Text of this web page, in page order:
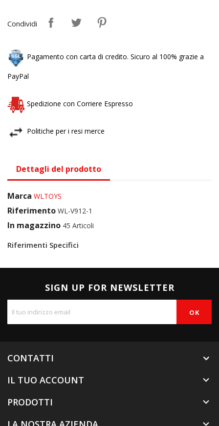
Condividi
Pagamento con carta di credito. Sicuro al 100% grazie a
PayPal
Spedizione con Corriere Espresso
Politiche per i resi merce
Dettagli del prodotto
Marca WLTOYS
Riferimento WL-V912-1
In magazzino 45 Articoli
Riferimenti Specifici
SIGN UP FOR NEWSLETTER
CONTATTI
IL TUO ACCOUNT

PRODOTTI 